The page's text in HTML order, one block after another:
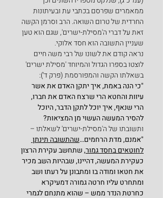
ממאמרים שפרסם בכתבי עת ובעיתונות
החרדית של טרום השואה. הרב וסרמן הקשה
זאת על דברי ה'מסילת-ישרים', שגם הוא טען
שעניין התשובה הוא חסד אלוקי.
נראה קודם את לשונו של רבי משה חיים
לוצטו בספרו הגדול והמיוחד 'מסילת ישרים'
בשאלתו הקשה והמפורסמת (פרק ד'):
"כי הנה באמת, איך יתקן האדם את אשר
עיוות והחטא הרי שרצח האדם את חברו,
הרי שנאף, איך יוכל לתקן הדבר, היוכל
להסיר המעשה העשוי מן המציאות?
ותשובתו של ה'מסילת-ישרים' לשאלתו –
"אמנם, מדת הרחמים…שהתשובה תינתן
לחוטאים בחסד גמור, שתחשב עקירת הרצון
כעקירת המעשה, דהיינו, שבהיות השב מכיר
את חטאו ומודה בו ומתבונן על רעתו ושב
ומתחרט עליו חרטה גמורה דמעיקרא
כחרטת הנדר ממש – שהוא מתנחם לגמרי